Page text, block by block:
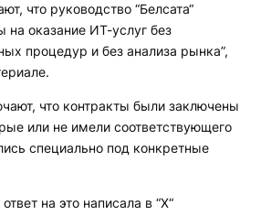
что руководство “Белсата“
на оказание ИТ-услуг без
процедур и без анализа рынка”,
что контракты были заключены
или не имели соответствующего
специально под конкретные
на это написала в “Х“